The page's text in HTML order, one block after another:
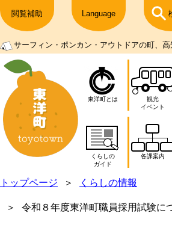
閲覧補助 Language
サーフィン・ポンカン・アウトドアの町、
東洋町とは
観光
イベント
くらしの
ガイド
各課案内
トップページ くらしの情報
令和８年度東洋町職員採用試験に